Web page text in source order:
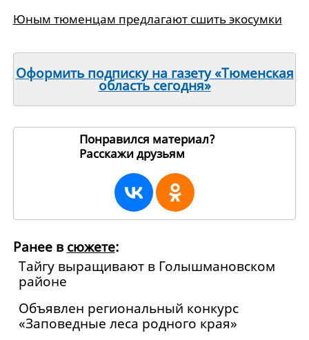
Юным тюменцам предлагают сшить экосумки
Оформить подписку на газету «Тюменская
область сегодня»
Понравился материал?
Расскажи друзьям
Ранее в сюжете:
Тайгу выращивают в Голышмановском
районе
Объявлен региональный конкурс
«Заповедные леса родного края»